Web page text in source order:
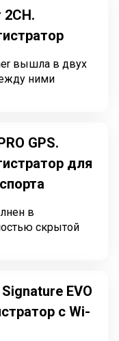
вышла в двух
ними
GPS.
для
в
скрытой
EVO
с Wi-